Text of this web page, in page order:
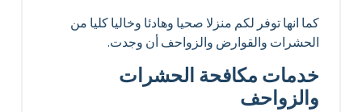
كما انها توفر لكم منزلا صحيا وهادئا وخاليا كليا من
الحشرات والقوارض والزواحف أن وجدت.
خدمات مكافحة الحشرات
والزواحف